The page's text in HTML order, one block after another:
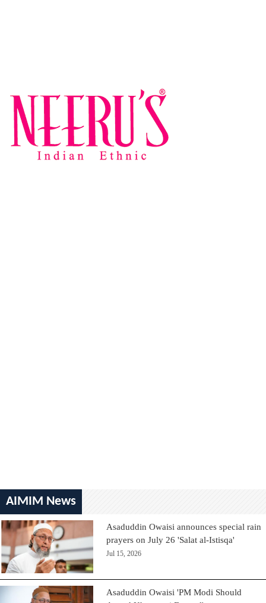
AIMIM News
Asaduddin Owaisi announces special rain
prayers on July 26 'Salat al-Istisqa'
Jul 15, 2026
Asaduddin Owaisi 'PM Modi Should